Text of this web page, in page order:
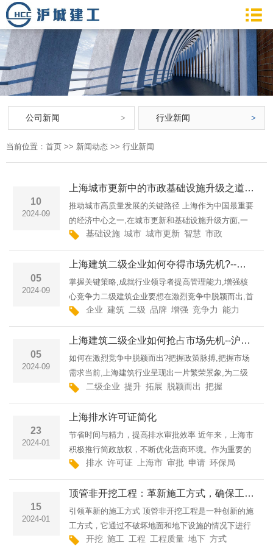
公司新闻 行业新闻
当前位置： 首页 >> 新闻动态 >> 行业新闻
10
2024-09
上海城市更新中的市政基础设施升级之道--上海市政工程上海城市更新与市政基础设施现代化沪城建工集团有限公司
推动城市高质量发展的关键路径 上海作为中国最重要
的经济中心之一,在城市更新和基础设施升级方面,一
直走在全国前列。近年来,上海以"创新、协调、绿
色、开放、共享"理念,不断推进城市更新,优化提升城
市功
基础设施 城市 城市更新 智慧 市政
05
2024-09
上海建筑二级企业如何夺得市场先机?--沪城建工集团有限公司上海建筑业二级企业的崛起之路上海建筑二级资质企业
掌握关键策略,成就行业领导者提高管理能力,增强核
心竞争力二级建筑企业要想在激烈竞争中脱颖而出,首
先需要提高自身的管理水平。通过完善内部管理体系,
优化资源配置,提高管理效率和决策水平,从而增强企
业
企业 建筑 二级 品牌 增强 竞争力 能力
05
2024-09
上海建筑二级企业如何抢占市场先机--沪城建工集团有限公司上海建筑二级企业的市场崛起之路上海建筑二级资质企业
如何在激烈竞争中脱颖而出?把握政策脉搏,把握市场
需求当前,上海建筑行业呈现出一片繁荣景象,为二级
企业提供了绝佳的发展机遇。企业要密切关注政策走
向,了解行业发展动向,并精准把握客户需求,及时调整
经
二级企业 提升 拓展 脱颖而出 把握
23
2024-01
上海排水许可证简化
节省时间与精力，提高排水审批效率 近年来，上海市
积极推行简政放权，不断优化营商环境。作为重要的
环保监管措施之一，上海市排水许可证管理也在不断
创新与简化中迈出新的步伐。本文将详细介绍上海市
排水许可证
排水 许可证 上海市 审批 申请 环保局
15
2024-01
顶管非开挖工程：革新施工方式，确保工程质量
引领革新的施工方式 顶管非开挖工程是一种创新的施
工方式，它通过不破坏地面和地下设施的情况下进行
管道敷设，不仅大大节约了工程成本，还能够最大限
开挖 施工 工程 工程质量 地下 方式